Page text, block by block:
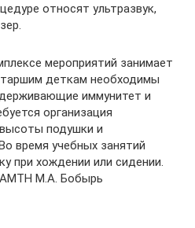
относят ультразвук,
мероприятий занимает
деткам необходимы
иммунитет и
организация
подушки и
время учебных занятий
при хождении или сидении.
М.А. Бобырь